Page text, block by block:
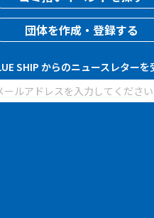
団体を作成・登録する
SHIP からのニュースレターを